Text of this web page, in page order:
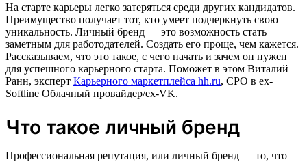
На старте карьеры легко затеряться среди других кандидатов.
Преимущество получает тот, кто умеет подчеркнуть свою
уникальность. Личный бренд — это возможность стать
заметным для работодателей. Создать его проще, чем кажется.
Рассказываем, что это такое, с чего начать и зачем он нужен
для успешного карьерного старта. Поможет в этом Виталий
Ранн, эксперт Карьерного маркетплейса hh.ru, CPO в ex-
Softline Облачный провайдер/ex-VK.
Что такое личный бренд
Профессиональная репутация, или личный бренд — то, что